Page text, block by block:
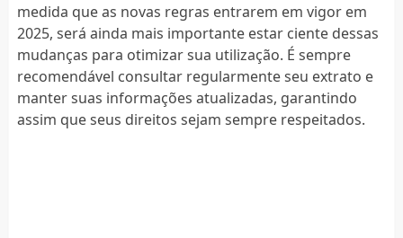
medida que as novas regras entrarem em vigor em
2025, será ainda mais importante estar ciente dessas
mudanças para otimizar sua utilização. É sempre
recomendável consultar regularmente seu extrato e
manter suas informações atualizadas, garantindo
assim que seus direitos sejam sempre respeitados.